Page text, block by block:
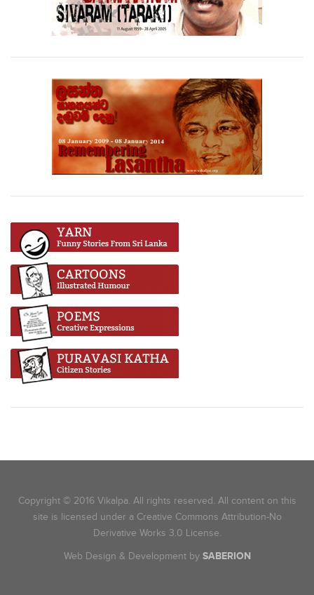
Copyright © 2016 Vikalpa. All rights reserved. All content on this
site is licensed under a Creative Commons Attribution-No
Derivative Works 3.0 License.
Web Design & Development by SABERION